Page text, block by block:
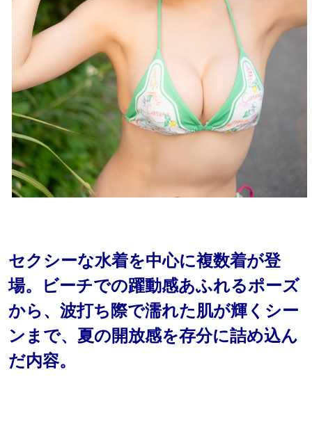
セクシーな水着を中心に複数着が登
場。ビーチでの躍動感あふれるポーズ
から、波打ち際で濡れた肌が輝くシー
ンまで、夏の開放感を存分に詰め込ん
だ内容。